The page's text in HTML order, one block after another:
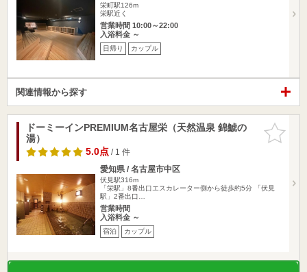
栄町駅126m
栄駅近く
営業時間 10:00～22:00
入浴料金 ～
日帰り カップル
関連情報から探す
お気に入
りに追加
ドーミーインPREMIUM名古屋栄（天然温泉 錦鯱の
湯）
5.0点/ 1 件
愛知県 / 名古屋市中区
伏見駅316m
「栄駅」8番出口エスカレーター側から徒歩約5分 「伏見
駅」2番出口…
営業時間
入浴料金 ～
宿泊 カップル